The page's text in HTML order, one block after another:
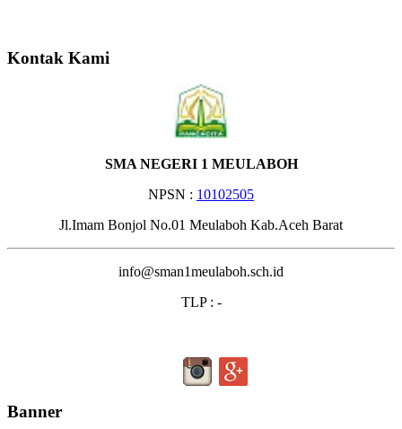
Kontak Kami
SMA NEGERI 1 MEULABOH
NPSN : 10102505
Jl.Imam Bonjol No.01 Meulaboh Kab.Aceh Barat
info@sman1meulaboh.sch.id
TLP : -
Banner